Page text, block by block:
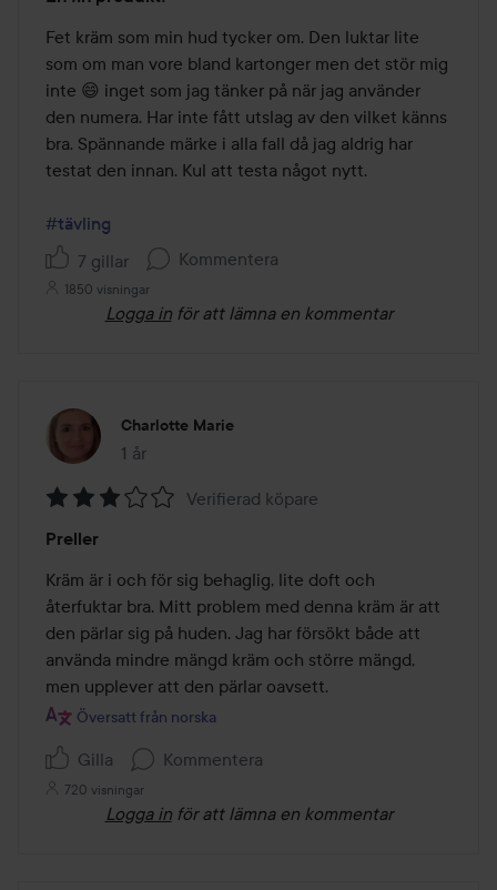
4
av
5
Fet kräm som min hud tycker om. Den luktar lite
som om man vore bland kartonger men det stör mig
inte 😄 inget som jag tänker på när jag använder
den numera. Har inte fått utslag av den vilket känns
bra. Spännande märke i alla fall då jag aldrig har
testat den innan. Kul att testa något nytt.
#tävling
7 gillar
Kommentera
1850 visningar
Logga in för att lämna en kommentar
Charlotte Marie
1 år
Inlägget skapades 1 år
3
av
5
Verifierad köpare
Preller
Kräm är i och för sig behaglig, lite doft och
återfuktar bra. Mitt problem med denna kräm är att
den pärlar sig på huden. Jag har försökt både att
använda mindre mängd kräm och större mängd,
men upplever att den pärlar oavsett.
Översatt från norska
Gilla Kommentera
720 visningar
Logga in för att lämna en kommentar